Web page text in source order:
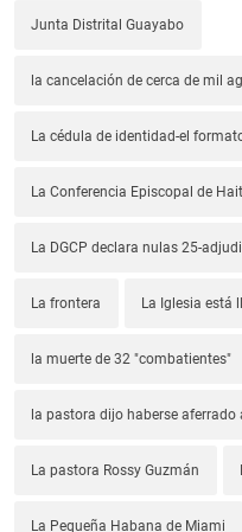
Junta Distrital Guayabo
la cancelación de cerca de mil
La cédula de identidad-el
La Conferencia Episcopal de
La DGCP declara nulas 25-
La frontera La Iglesia está
la muerte de 32 "combatientes"
la pastora dijo haberse
La pastora Rossy Guzmán
La Pequeña Habana de Miami